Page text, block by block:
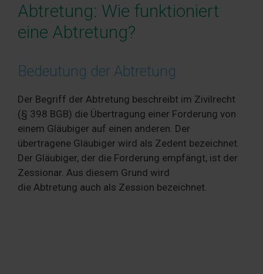
Abtretung: Wie funktioniert
eine Abtretung?
Bedeutung der Abtretung
Der Begriff der Abtretung beschreibt im Zivilrecht
(§ 398 BGB) die Übertragung einer Forderung von
einem Gläubiger auf einen anderen. Der
übertragene Gläubiger wird als Zedent bezeichnet.
Der Gläubiger, der die Forderung empfängt, ist der
Zessionar. Aus diesem Grund wird
die Abtretung auch als Zession bezeichnet.